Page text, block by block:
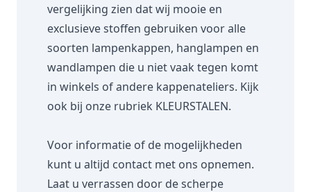
vergelijking zien dat wij mooie en
exclusieve stoffen gebruiken voor alle
soorten lampenkappen, hanglampen en
wandlampen die u niet vaak tegen komt
in winkels of andere kappenateliers. Kijk
ook bij onze rubriek KLEURSTALEN.
Voor informatie of de mogelijkheden
kunt u altijd contact met ons opnemen.
Laat u verrassen door de scherpe